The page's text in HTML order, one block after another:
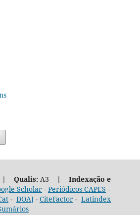
| Qualis:A3 | Indexação e
Scholar- Periódicos CAPES -
- DOAJ- CiteFactor- Latindex